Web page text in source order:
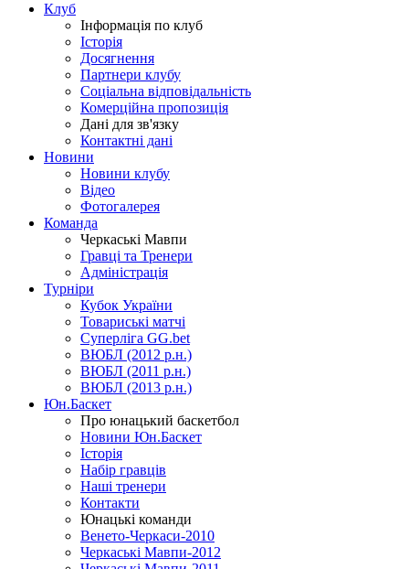
Клуб
Інформація по клуб
Історія
Досягнення
Партнери клубу
Соціальна відповідальність
Комерційна пропозиція
Дані для зв'язку
Контактні дані
Новини
Новини клубу
Відео
Фотогалерея
Команда
Черкаські Мавпи
Гравці та Тренери
Адміністрація
Турніри
Кубок України
Товариські матчі
Суперліга GG.bet
ВЮБЛ (2012 р.н.)
ВЮБЛ (2011 р.н.)
ВЮБЛ (2013 р.н.)
Юн.Баскет
Про юнацький баскетбол
Новини Юн.Баскет
Історія
Набір гравців
Наші тренери
Контакти
Юнацькі команди
Венето-Черкаси-2010
Черкаські Мавпи-2012